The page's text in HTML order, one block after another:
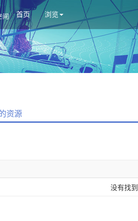
首页 浏览
资源
没有找